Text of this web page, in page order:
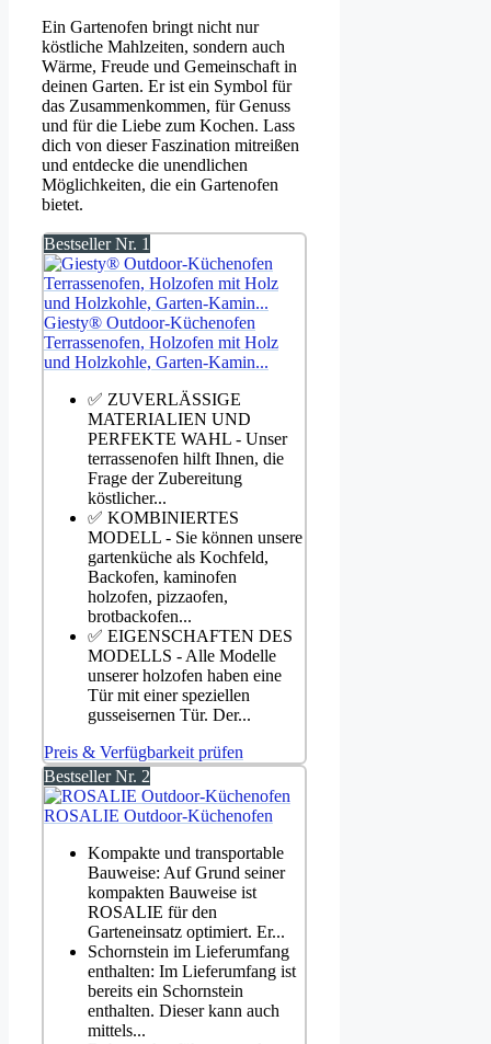
Ein Gartenofen bringt nicht nur
köstliche Mahlzeiten, sondern auch
Wärme, Freude und Gemeinschaft in
deinen Garten. Er ist ein Symbol für
das Zusammenkommen, für Genuss
und für die Liebe zum Kochen. Lass
dich von dieser Faszination mitreißen
und entdecke die unendlichen
Möglichkeiten, die ein Gartenofen
bietet.
Bestseller Nr. 1
Giesty® Outdoor-Küchenofen
Terrassenofen, Holzofen mit Holz
und Holzkohle, Garten-Kamin...
✅ ZUVERLÄSSIGE
MATERIALIEN UND
PERFEKTE WAHL - Unser
terrassenofen hilft Ihnen, die
Frage der Zubereitung
köstlicher...
✅ KOMBINIERTES
MODELL - Sie können unsere
gartenküche als Kochfeld,
Backofen, kaminofen
holzofen, pizzaofen,
brotbackofen...
✅ EIGENSCHAFTEN DES
MODELLS - Alle Modelle
unserer holzofen haben eine
Tür mit einer speziellen
gusseisernen Tür. Der...
Preis & Verfügbarkeit prüfen
Bestseller Nr. 2
ROSALIE Outdoor-Küchenofen
Kompakte und transportable
Bauweise: Auf Grund seiner
kompakten Bauweise ist
ROSALIE für den
Garteneinsatz optimiert. Er...
Schornstein im Lieferumfang
enthalten: Im Lieferumfang ist
bereits ein Schornstein
enthalten. Dieser kann auch
mittels...